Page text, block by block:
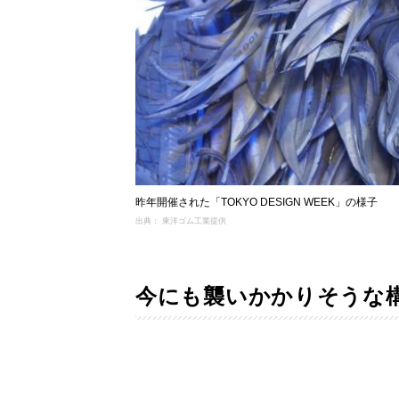
昨年開催された「TOKYO DESIGN WEEK」の様子
出典： 東洋ゴム工業提供
今にも襲いかかりそうな